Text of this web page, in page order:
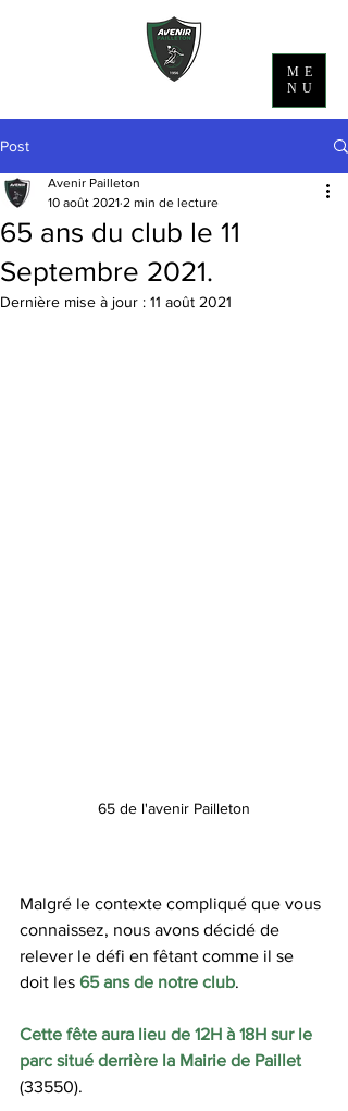
ME
NU
Post
65 ans du club le 11
Septembre 2021.
Avenir Pailleton
10 août 2021 2 min de lecture
Dernière mise à jour : 11 août 2021
65 de l'avenir Pailleton
Malgré le contexte compliqué que vous
connaissez, nous avons décidé de
relever le défi en fêtant comme il se
doit les 65 ans de notre club.
Cette fête aura lieu de 12H à 18H sur le
parc situé derrière la Mairie de Paillet
(33550).